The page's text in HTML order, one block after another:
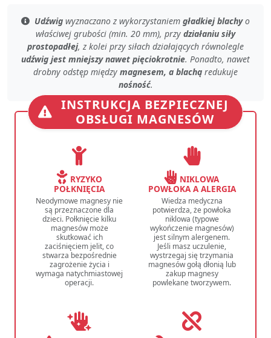
Udźwig wyznaczano z wykorzystaniem gładkiej blachyo
właściwej grubości (min. 20 mm), przy działaniu siły
prostopadłej, z kolei przy siłach działających równolegle
udźwig jest mniejszy nawet pięciokrotnie. Ponadto, nawet
drobny odstęp między magnesem, a blachą redukuje
nośność.
INSTRUKCJA BEZPIECZNEJ
OBSŁUGI MAGNESÓW
RYZYKO
POŁKNIĘCIA
Neodymowe magnesy nie
są przeznaczone dla
dzieci. Połknięcie kilku
magnesów może
skutkować ich
zaciśnięciem jelit, co
stwarza bezpośrednie
zagrożenie życia i
wymaga natychmiastowej
operacji.
NIKLOWA
POWŁOKA A ALERGIA
Wiedza medyczna
potwierdza, że powłoka
niklowa (typowe
wykończenie magnesów)
jest silnym alergenem.
Jeśli masz uczulenie,
wystrzegaj się trzymania
magnesów gołą dłonią lub
zakup magnesy
powlekane tworzywem.